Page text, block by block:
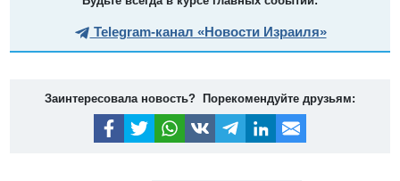
Telegram-канал «Новости Израиля»
Заинтересовала новость? Порекомендуйте друзьям: